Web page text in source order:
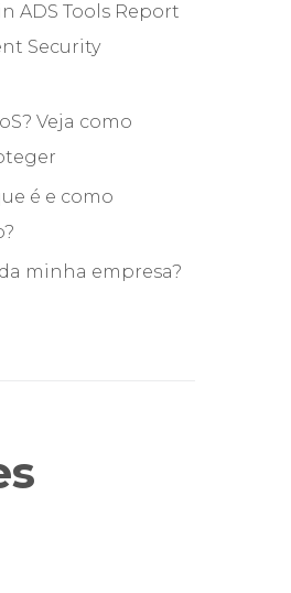
ADS Tools Report
Security
Veja como
é e como
minha empresa?